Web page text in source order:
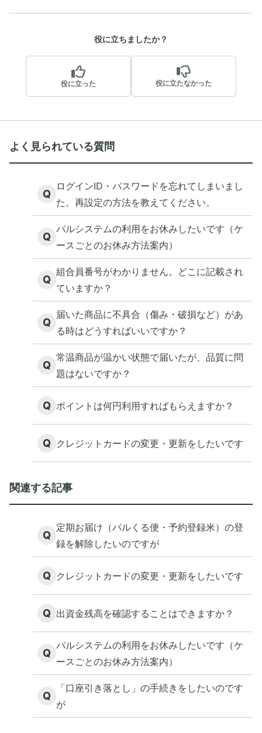
役に立ちましたか？
役に立った 役に立たなかった
よく見られている質問
Q
ログインID・パスワードを忘れてしまいまし
た。再設定の方法を教えてください。
Q
パルシステムの利用をお休みしたいです（ケ
ースごとのお休み方法案内）
Q
組合員番号がわかりません。どこに記載され
ていますか？
Q
届いた商品に不具合（傷み・破損など）があ
る時はどうすればいいですか？
Q
常温商品が温かい状態で届いたが、品質に問
題はないですか？
Q ポイントは何円利用すればもらえますか？
Q クレジットカードの変更・更新をしたいです
関連する記事
Q
定期お届け（パルくる便・予約登録米）の登
録を解除したいのですが
Q クレジットカードの変更・更新をしたいです
Q 出資金残高を確認することはできますか？
Q
パルシステムの利用をお休みしたいです（ケ
ースごとのお休み方法案内）
Q
「口座引き落とし」の手続きをしたいのです
が